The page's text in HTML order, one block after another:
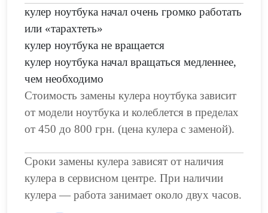
кулер ноутбука начал очень громко работать
или «тарахтеть»
кулер ноутбука не вращается
кулер ноутбука начал вращаться медленнее,
чем необходимо
Стоимость замены кулера ноутбука зависит
от модели ноутбука и колеблется в пределах
от 450 до 800 грн. (цена кулера с заменой).
Сроки замены кулера зависят от наличия
кулера в сервисном центре. При наличии
кулера — работа занимает около двух часов.